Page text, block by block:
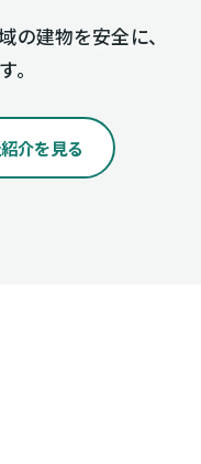
の建物を安全に、
。
介を見る